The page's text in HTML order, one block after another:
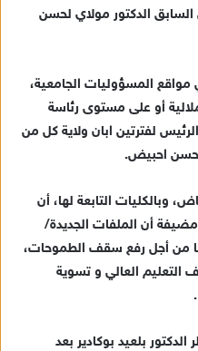
الدكتور مولاي لحسن
مواقع المسؤوليات الجامعية،
أو على مستوى رئاسة
لفترتين ابان ولاية كل من
لحسن احبيض.
وبالكليات التابعة لها، أن
مضيفة أن الملفات الجديدة/
من أجل رفع سقف الطموحات،
التعليم العالي و تسوية
بلعيد بوكادير بعد